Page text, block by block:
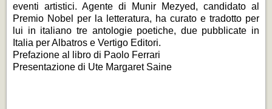
eventi artistici. Agente di Munir Mezyed, candidato al
Premio Nobel per la letteratura, ha curato e tradotto per
lui in italiano tre antologie poetiche, due pubblicate in
Italia per Albatros e Vertigo Editori.
Prefazione al libro di Paolo Ferrari
Presentazione di Ute Margaret Saine